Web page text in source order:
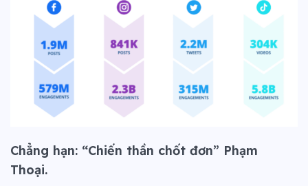
Chẳng hạn: “Chiến thần chốt đơn” Phạm
Thoại.